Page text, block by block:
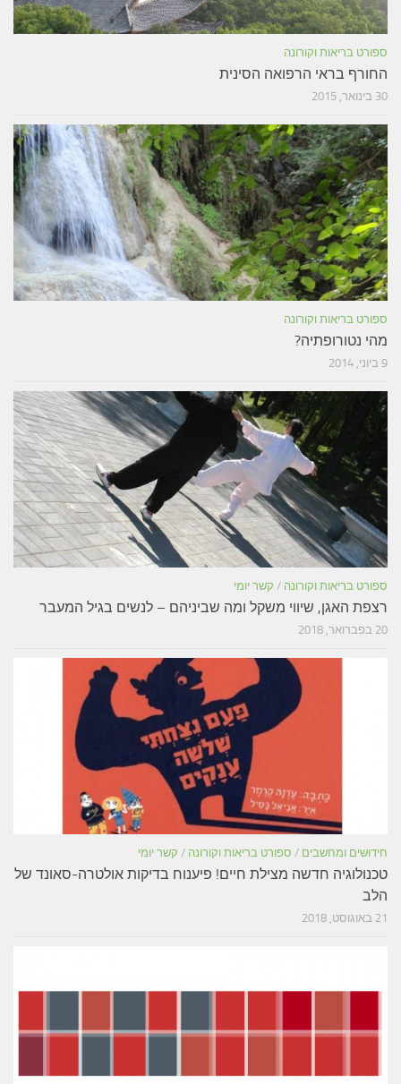
ספורט בריאות וקורונה
החורף בראי הרפואה הסינית
30 בינואר, 2015
ספורט בריאות וקורונה
מהי נטורופתיה?
9 ביוני, 2014
ספורט בריאות וקורונה / קשר יומי
רצפת האגן, שיווי משקל ומה שביניהם – לנשים בגיל המעבר
20 בפברואר, 2018
חידושים ומחשבים / ספורט בריאות וקורונה / קשר יומי
טכנולוגיה חדשה מצילת חיים! פיענוח בדיקות אולטרה-סאונד של
הלב
21 באוגוסט, 2018